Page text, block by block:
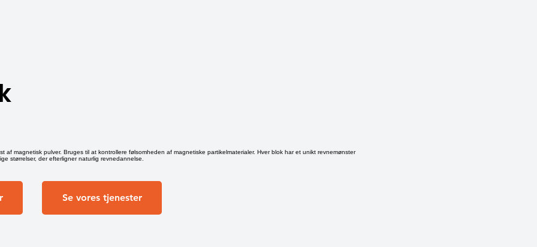
af magnetisk pulver. Bruges til at kontrollere følsomheden af magnetiske partikelmaterialer. Hver blok har et unikt revnemønster
størrelser, der efterligner naturlig revnedannelse.
Se vores tjenester